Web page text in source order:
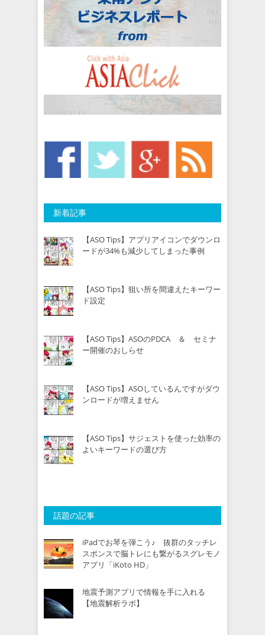
新着記事
【ASO Tips】アプリアイコンでダウンロ
ードが34%も減少してしまった事例
【ASO Tips】狙い所を間違えたキーワー
ド設定
【ASO Tips】ASOのPDCA ＆ セミナ
ー開催のおしらせ
【ASO Tips】ASOしているんですがダウ
ンロードが増えません
【ASO Tips】サジェストを使った効率の
よいキーワードの選び方
話題の記事
iPadでお琴を弾こう♪ 抜群のタッチレ
スポンスで脳トレにも繋がるスグレモノ
アプリ「iKoto HD」
地震予測アプリで情報を手に入れる
【地震解析ラボ】